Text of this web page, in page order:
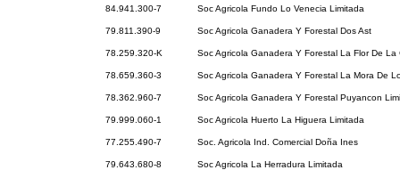
84.941.300-7 Soc Agricola Fundo Lo Venecia Limitada
79.811.390-9 Soc Agricola Ganadera Y Forestal Dos Ast
78.259.320-K Soc Agricola Ganadera Y Forestal La Flor De La
78.659.360-3 Soc Agricola Ganadera Y Forestal La Mora De
78.362.960-7 Soc Agricola Ganadera Y Forestal Puyancon
79.999.060-1 Soc Agricola Huerto La Higuera Limitada
77.255.490-7 Soc. Agricola Ind. Comercial Doña Ines
79.643.680-8 Soc Agricola La Herradura Limitada